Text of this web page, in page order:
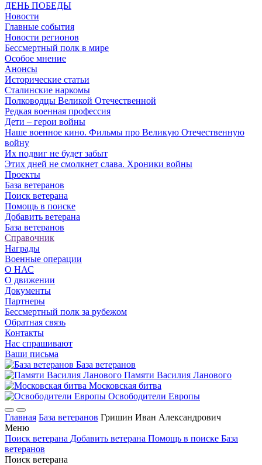
ДЕНЬ ПОБЕДЫ
Новости
Главные события
Новости регионов
Бессмертный полк в мире
Особое мнение
Анонсы
Исторические статьи
Сталинские наркомы
Полководцы Великой Отечественной
Редкая военная профессия
Дети – герои войны
Наше военное кино. Фильмы про Великую Отечественную
войну
Их подвиг не будет забыт
Этих дней не смолкнет слава. Хроники войны
Проекты
База ветеранов
Поиск ветерана
Помощь в поиске
Добавить ветерана
База ветеранов
Справочник
Награды
Военные операции
О НАС
О движении
Документы
Партнеры
Бессмертный полк за рубежом
Обратная связь
Контакты
Нас спрашивают
Ваши письма
База ветеранов
Памяти Василия Ланового
Московская битва
Освободители Европы
Главная База ветеранов Гришин Иван Александрович
Меню
Поиск ветерана Добавить ветерана Помощь в поиске База
ветеранов
Поиск ветерана